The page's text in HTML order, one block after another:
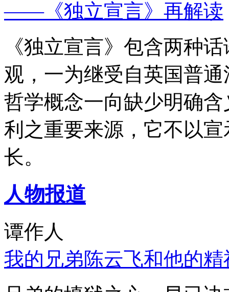
——《独立宣言》再解读
《独立宣言》包含两种
观，一为继受自英国普
哲学概念一向缺少明确
利之重要来源，它不以
长。
人物报道
谭作人
我的兄弟陈云飞和他的